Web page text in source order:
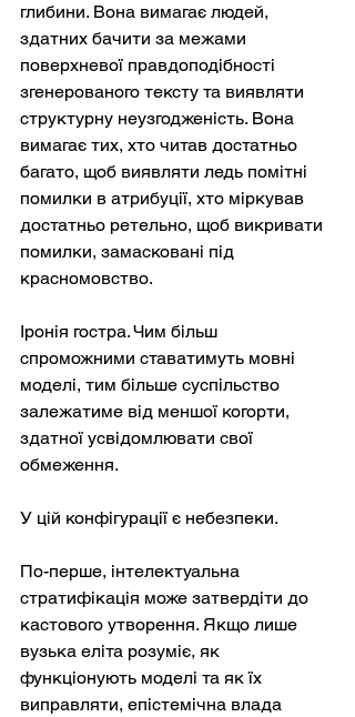
глибини. Вона вимагає людей,
здатних бачити за межами
поверхневої правдоподібності
згенерованого тексту та виявляти
структурну неузгодженість. Вона
вимагає тих, хто читав достатньо
багато, щоб виявляти ледь помітні
помилки в атрибуції, хто міркував
достатньо ретельно, щоб викривати
помилки, замасковані під
красномовство.
Іронія гостра. Чим більш
спроможними ставатимуть мовні
моделі, тим більше суспільство
залежатиме від меншої когорти,
здатної усвідомлювати свої
обмеження.
У цій конфігурації є небезпеки.
По-перше, інтелектуальна
стратифікація може затвердіти до
кастового утворення. Якщо лише
вузька еліта розуміє, як
функціонують моделі та як їх
виправляти, епістемічна влада